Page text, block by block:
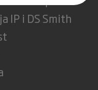
IP i DS Smith